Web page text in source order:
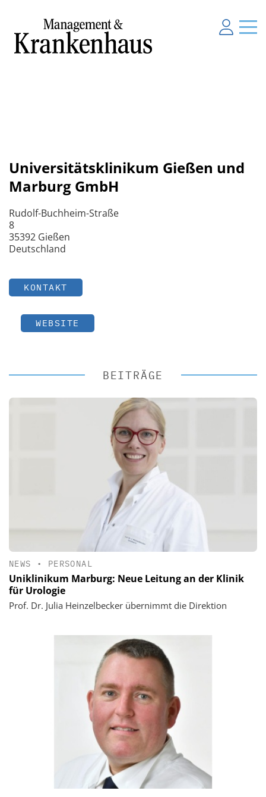
Universitätsklinikum Gießen und
Marburg GmbH
Rudolf-Buchheim-Straße
8
35392 Gießen
Deutschland
KONTAKT
WEBSITE
BEITRÄGE
NEWS • PERSONAL
Uniklinikum Marburg: Neue Leitung an der Klinik
für Urologie
Prof. Dr. Julia Heinzelbecker übernimmt die Direktion